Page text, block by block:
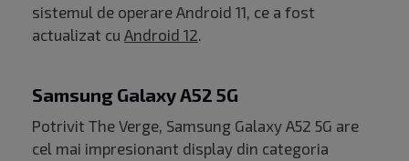
sistemul de operare Android 11, ce a fost
actualizat cu Android 12.
Samsung Galaxy A52 5G
Potrivit The Verge, Samsung Galaxy A52 5G are
cel mai impresionant display din categoria